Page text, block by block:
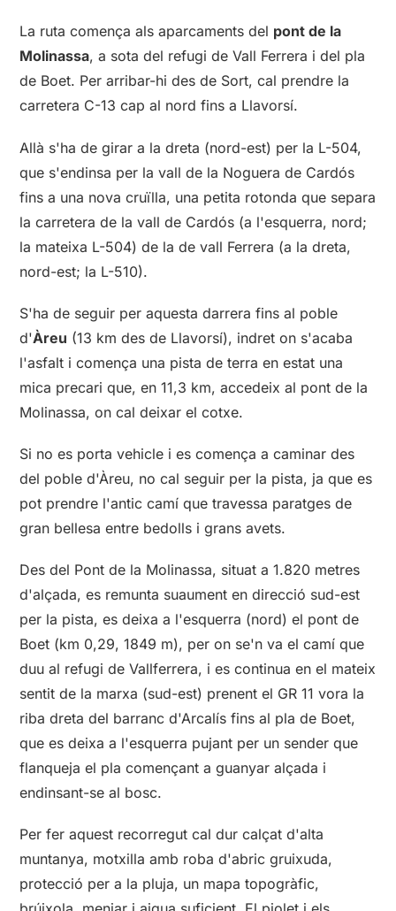
La ruta comença als aparcaments del pont de la
Molinassa, a sota del refugi de Vall Ferrera i del pla
de Boet. Per arribar-hi des de Sort, cal prendre la
carretera C-13 cap al nord fins a Llavorsí.
Allà s'ha de girar a la dreta (nord-est) per la L-504,
que s'endinsa per la vall de la Noguera de Cardós
fins a una nova cruïlla, una petita rotonda que separa
la carretera de la vall de Cardós (a l'esquerra, nord;
la mateixa L-504) de la de vall Ferrera (a la dreta,
nord-est; la L-510).
S'ha de seguir per aquesta darrera fins al poble
d'Àreu (13 km des de Llavorsí), indret on s'acaba
l'asfalt i comença una pista de terra en estat una
mica precari que, en 11,3 km, accedeix al pont de la
Molinassa, on cal deixar el cotxe.
Si no es porta vehicle i es comença a caminar des
del poble d'Àreu, no cal seguir per la pista, ja que es
pot prendre l'antic camí que travessa paratges de
gran bellesa entre bedolls i grans avets.
Des del Pont de la Molinassa, situat a 1.820 metres
d'alçada, es remunta suaument en direcció sud-est
per la pista, es deixa a l'esquerra (nord) el pont de
Boet (km 0,29, 1849 m), per on se'n va el camí que
duu al refugi de Vallferrera, i es continua en el mateix
sentit de la marxa (sud-est) prenent el GR 11 vora la
riba dreta del barranc d'Arcalís fins al pla de Boet,
que es deixa a l'esquerra pujant per un sender que
flanqueja el pla començant a guanyar alçada i
endinsant-se al bosc.
Per fer aquest recorregut cal dur calçat d'alta
muntanya, motxilla amb roba d'abric gruixuda,
protecció per a la pluja, un mapa topogràfic,